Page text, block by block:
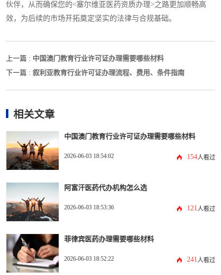
伙伴，从而确保您的<塞尔维亚医药资质办理>之路更加顺畅高
效，为后续的市场开拓奠定坚实的法律与合规基础。
上一篇 : 中国澳门教育行业许可证办理需要哪些材料
下一篇 : 叙利亚教育行业许可证办理流程、费用、条件指南
相关文章
中国澳门教育行业许可证办理需要哪些材料
2026-06-03 18:54:02 154人看过
阿富汗医药代办机构怎么选
2026-06-03 18:53:36 121人看过
菲律宾医药办理需要哪些材料
2026-06-03 18:52:22 241人看过